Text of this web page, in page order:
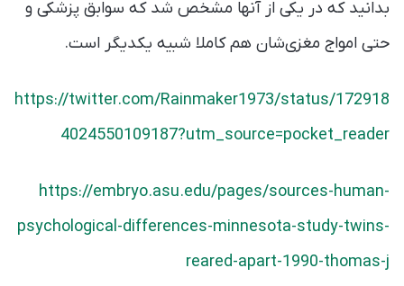
بدانید که در یکی از آنها مشخص شد که سوابق پزشکی و
حتی امواج مغزی‌شان هم کاملا شبیه یکدیگر است.
https://twitter.com/Rainmaker1973/status/172918
4024550109187?utm_source=pocket_reader
https://embryo.asu.edu/pages/sources-human-
psychological-differences-minnesota-study-twins-
reared-apart-1990-thomas-j